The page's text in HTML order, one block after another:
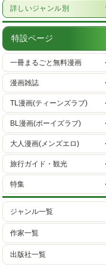
グルメ・レシピ
車・バイク
趣味・エンタメ
スポーツ・アウトドア
男性ライフスタイル
国内旅行
海外旅行
少年漫画
青年漫画
女性漫画
詳しいジャンル別
ハーレクイン
ヒューマンドラマ
バトル・アクション
ファンタジー・SF
異世界・転生
ミステリー・サスペンス
ホラー
日常
学園
ギャグ・コメディー
スポーツ
特設ページ
一冊まるごと無料漫画
漫画雑誌
TL漫画(ティーンズラブ)
BL漫画(ボーイズラブ)
大人漫画(メンズエロ)
旅行ガイド・観光
特集
ジャンル一覧
作家一覧
出版社一覧